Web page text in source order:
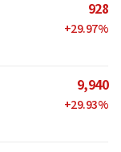
928
+29.97%
9,940
+29.93%